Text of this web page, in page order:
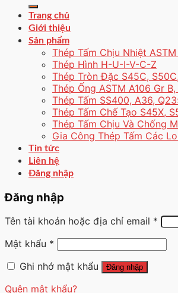
Trang chủ
Giới thiệu
Sản phẩm
Thép Tấm Chịu Nhiệt
Thép Hình H-U-I-V-C-Z
Thép Tròn Đặc S45C,
Thép Ống ASTM A106 Gr
Thép Tấm SS400, A36,
Thép Tấm Chế Tạo S45X,
Thép Tấm Chịu Và Chống
Gia Công Thép Tấm Các
Tin tức
Liên hệ
Đăng nhập
Đăng nhập
Tên tài khoản hoặc địa chỉ email *
Mật khẩu *
Ghi nhớ mật khẩu
Đăng nhập
Quên mật khẩu?